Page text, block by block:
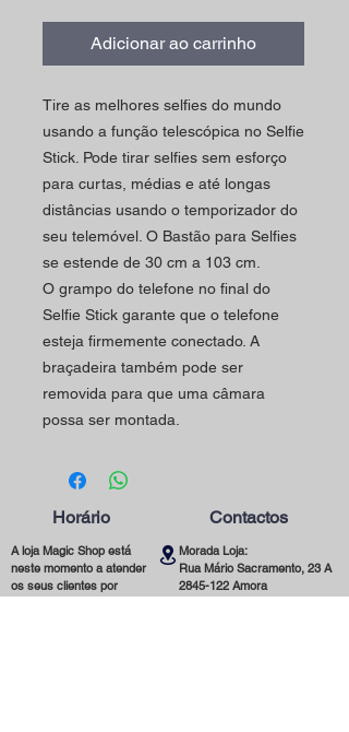
Adicionar ao carrinho
Tire as melhores selfies do mundo
usando a função telescópica no Selfie
Stick. Pode tirar selfies sem esforço
para curtas, médias e até longas
distâncias usando o temporizador do
seu telemóvel. O Bastão para Selfies
se estende de 30 cm a 103 cm.
O grampo do telefone no final do
Selfie Stick garante que o telefone
esteja firmemente conectado. A
braçadeira também pode ser
removida para que uma câmara
possa ser montada.
Horário
A loja Magic Shop está
neste momento a atender
os seus clientes por
Contactos
Morada Loja:
Rua Mário Sacramento, 23 A
2845-122 Amora